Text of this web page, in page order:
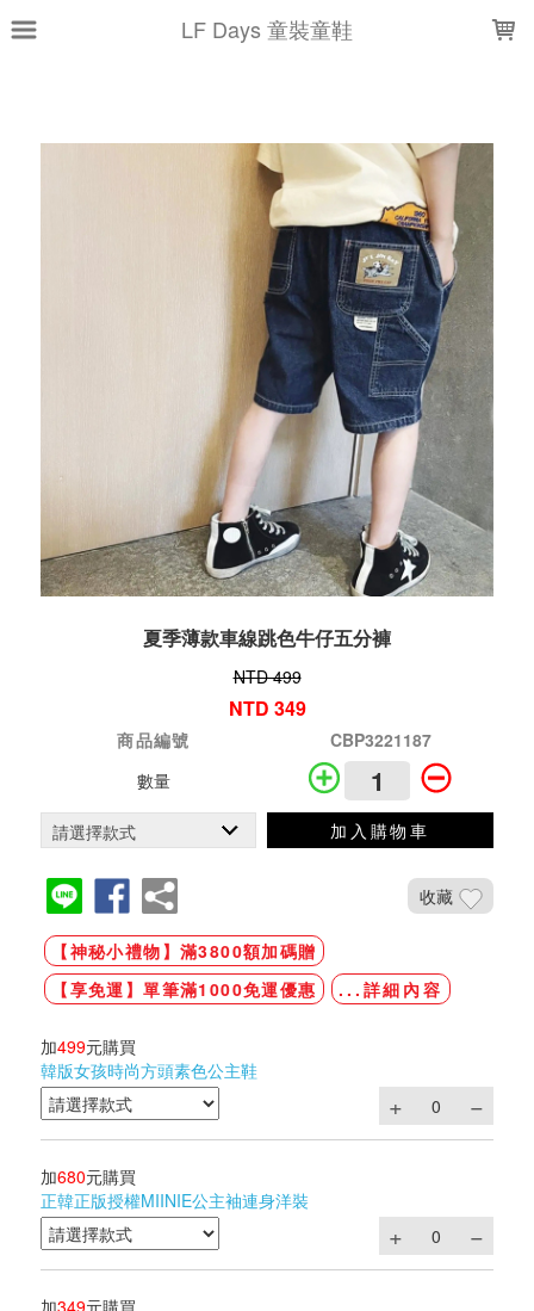
LF Days 童裝童鞋
夏季薄款車線跳色牛仔五分褲
NTD 499
NTD 349
商品編號
CBP3221187
數量
加入購物車
收藏
【神秘小禮物】滿3800額加碼贈
【享免運】單筆滿1000免運優惠
...詳細內容
加499元購買
韓版女孩時尚方頭素色公主鞋
加680元購買
正韓正版授權MIINIE公主袖連身洋裝
加349元購買